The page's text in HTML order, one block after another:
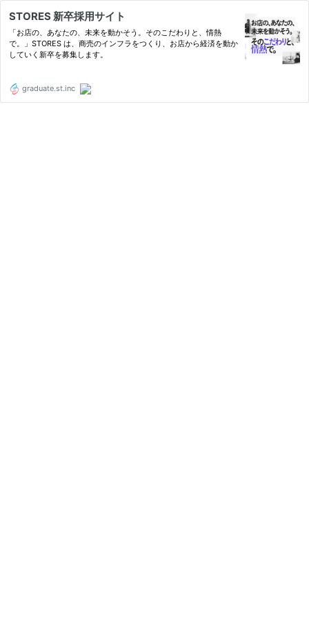
STORES 新卒採用サイト
「お店の、あなたの、未来を動かそう。そのこだわりと、情熱
で。」STORES は、商売のインフラをつくり、お店から経済を動か
していく新卒を募集します。
graduate.st.inc